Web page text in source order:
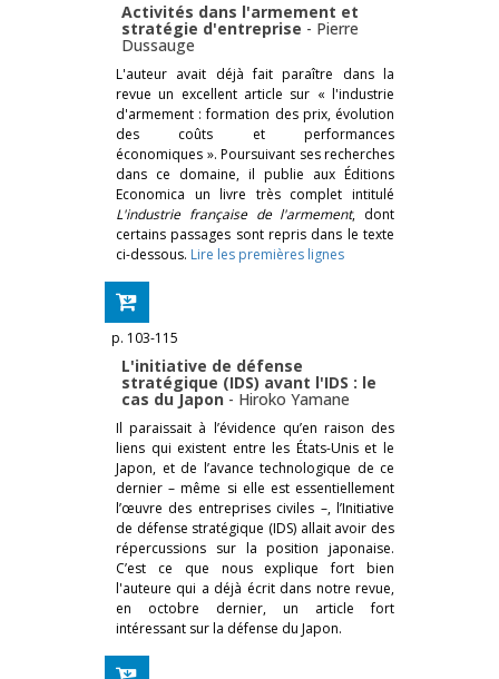
Activités dans l'armement et
stratégie d'entreprise - Pierre
Dussauge
L'auteur avait déjà fait paraître dans la
revue un excellent article sur « l'industrie
d'armement : formation des prix, évolution
des coûts et performances
économiques ». Poursuivant ses recherches
dans ce domaine, il publie aux Éditions
Economica un livre très complet intitulé
L'industrie française de l'armement, dont
certains passages sont repris dans le texte
ci-dessous. Lire les premières lignes
p. 103-115
L'initiative de défense
stratégique (IDS) avant l'IDS : le
cas du Japon - Hiroko Yamane
Il paraissait à l’évidence qu’en raison des
liens qui existent entre les États-Unis et le
Japon, et de l’avance technologique de ce
dernier – même si elle est essentiellement
l’œuvre des entreprises civiles –, l’Initiative
de défense stratégique (IDS) allait avoir des
répercussions sur la position japonaise.
C’est ce que nous explique fort bien
l'auteure qui a déjà écrit dans notre revue,
en octobre dernier, un article fort
intéressant sur la défense du Japon.